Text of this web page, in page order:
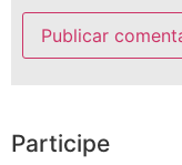
Participe